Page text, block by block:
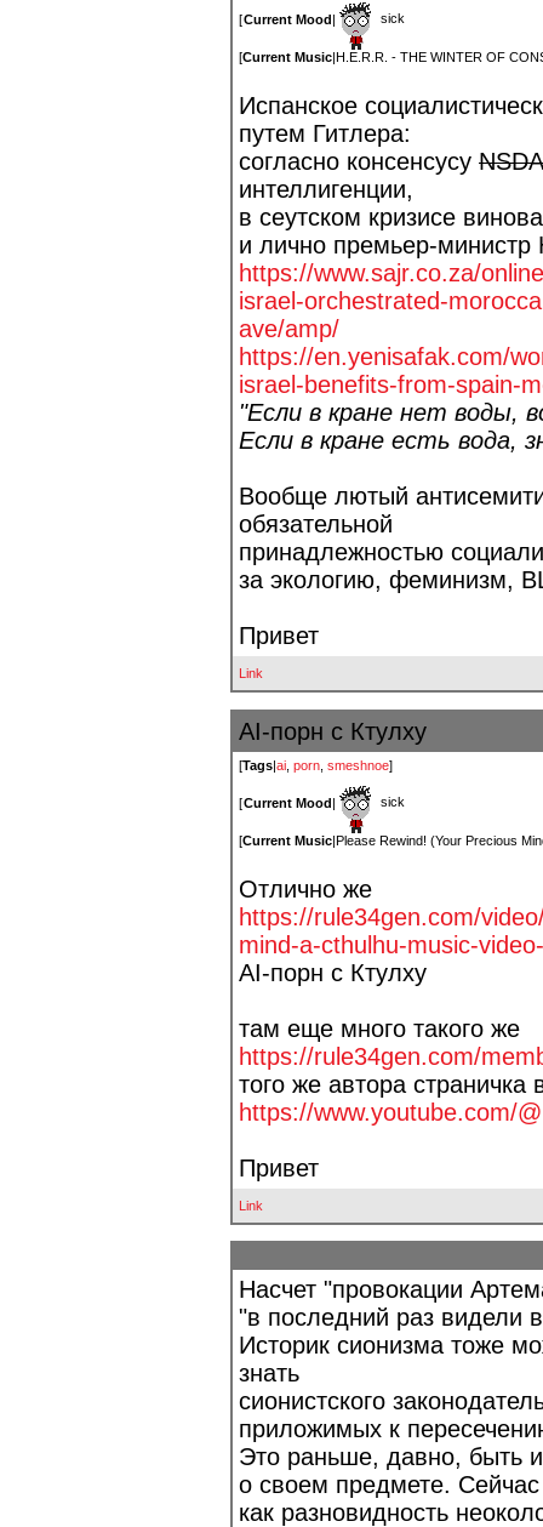
[Current Mood sick
[Current Music H.E.R.R. - THE WINTER OF
Испанское
путем Гитлера:
согласно консенсусу
интеллигенции,
в сеутском кризисе
и лично премьер-министр
https://www.sajr.co.za/
israel-orchestrated-
ave/amp/
https://en.yenisafak.com/
israel-benefits-from-spain-
"Если в кране нет воды,
Если в кране есть вода,
Вообще лютый
обязательной
принадлежностью
за экологию, феминизм,
Привет
Link
AI-порн с Ктулху
[Tags|ai porn smeshnoe]
[Current Mood| sick
[Current Music|Please Rewind! (Your Precious
Отлично же
https://rule34gen.com/
mind-a-cthulhu-music-
AI-порн с Ктулху
там еще много такого же
https://rule34gen.com/
того же автора
https://www.youtube.com/
Привет
Link
Насчет "провокации
"в последний раз видели
Историк сионизма тоже
знать
сионистского
приложимых к
Это раньше, давно, быть
о своем предмете.
как разновидность